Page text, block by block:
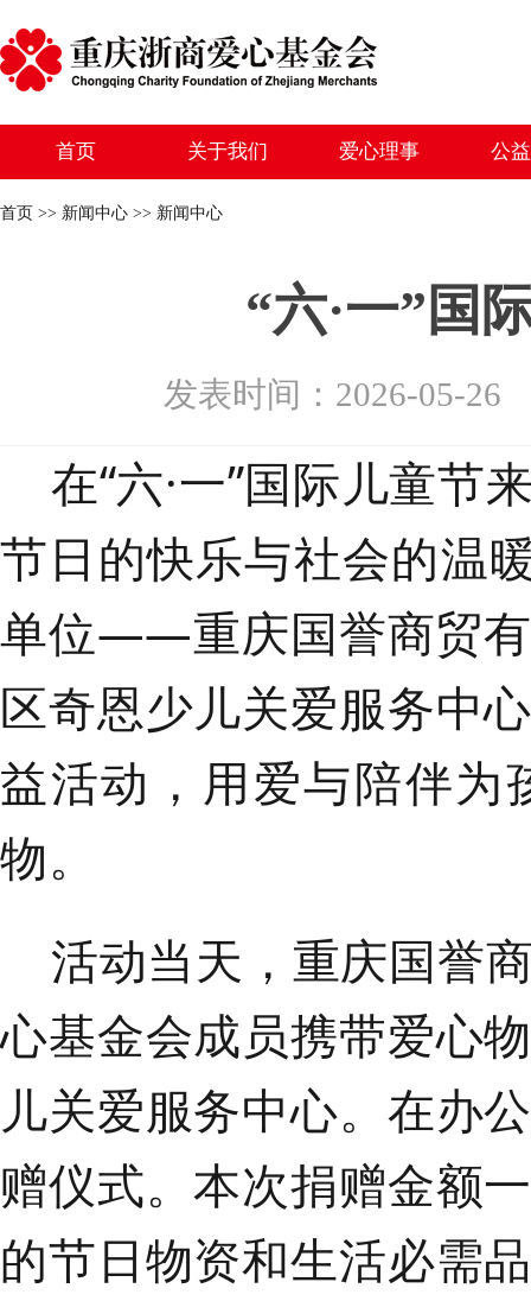
首页 关于我们 爱心理事 公
首页 >> 新闻中心 >> 新闻中心
“六·一”国
发表时间：2026-05-
在“六·一”国际儿童节
节日的快乐与社会的温
单位——重庆国誉商贸
区奇恩少儿关爱服务中
益活动，用爱与陪伴为
物。
活动当天， 重庆国誉
心基金会成员携带爱心
儿关爱服务中心。在办
赠仪式。本次捐赠金额
的节日物资和生活必需